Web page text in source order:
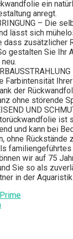
ein
anregt.
– Die
lässt sich
dass zusätzlicher
gestalten Sie Ihr
Farbintensität
der
ohne störende
UND
ist
und kann bei
ohne Rückstände
wir auf 75
Sie so als
in der